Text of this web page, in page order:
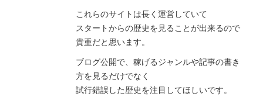
これらのサイトは長く運営していて
スタートからの歴史を見ることが出来るので
貴重だと思います。
ブログ公開で、稼げるジャンルや記事の書き
方を見るだけでなく
試行錯誤した歴史を注目してほしいです。